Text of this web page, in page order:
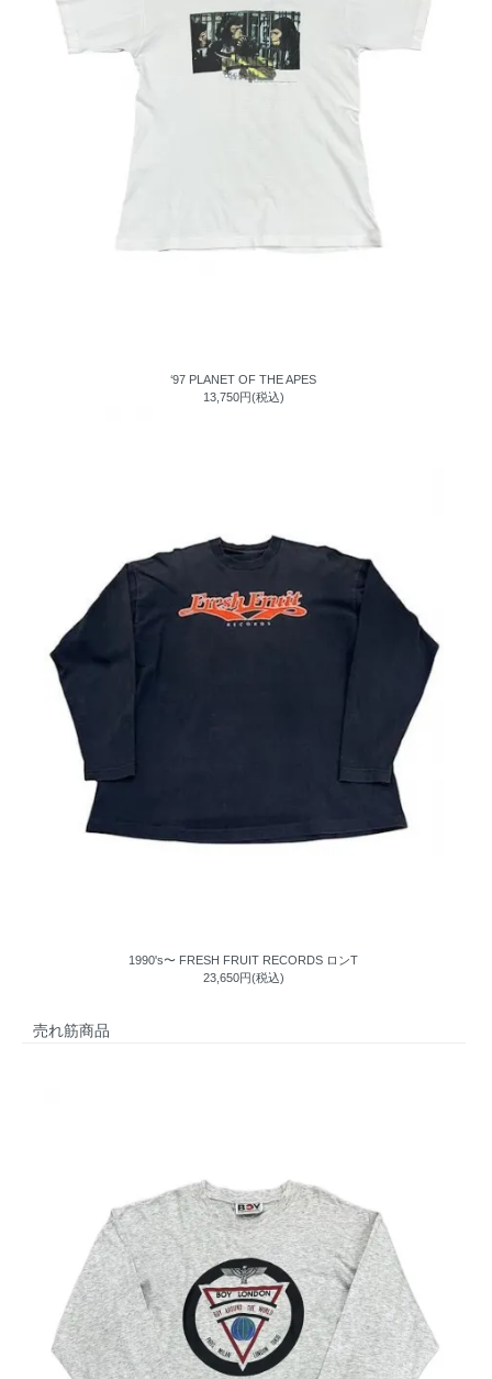
‘97 PLANET OF THE APES
13,750円(税込)
1990's〜 FRESH FRUIT RECORDS ロンT
23,650円(税込)
売れ筋商品